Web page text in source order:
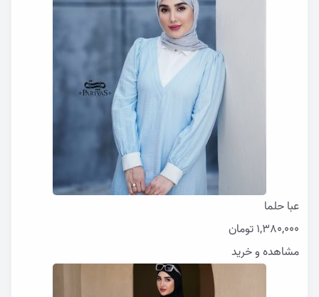
عبا حلما
1,380,000تومان
مشاهده و خرید